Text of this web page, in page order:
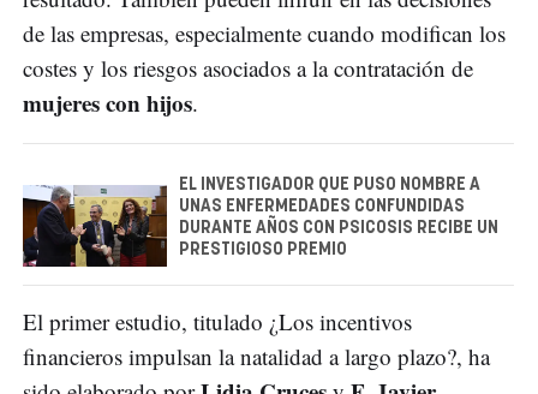
de las empresas, especialmente cuando modifican los
costes y los riesgos asociados a la contratación de
mujeres con hijos.
EL INVESTIGADOR QUE PUSO NOMBRE A
UNAS ENFERMEDADES CONFUNDIDAS
DURANTE AÑOS CON PSICOSIS RECIBE UN
PRESTIGIOSO PREMIO
El primer estudio, titulado ¿Los incentivos
financieros impulsan la natalidad a largo plazo?, ha